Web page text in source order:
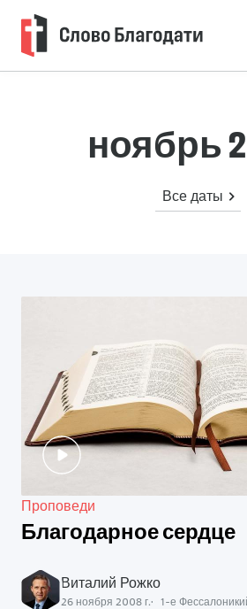
ноябрь
Все даты
Проповеди
Благодарное сердце
Виталий Рожко
26 ноября 2008 г. 1-е